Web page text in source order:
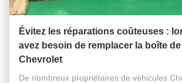
Évitez les réparations coûteuses :
avez besoin de remplacer la boîte
Chevrolet
De nombreux propriétaires de véhicules